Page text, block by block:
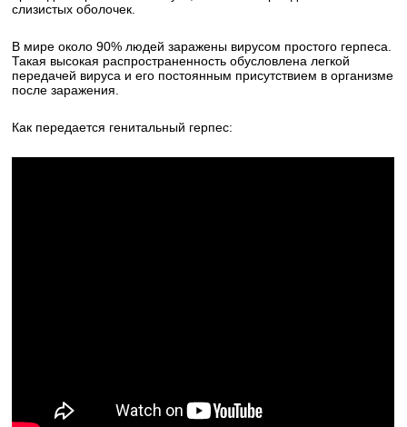
слизистых оболочек.
В мире около 90% людей заражены вирусом простого герпеса.
Такая высокая распространенность обусловлена легкой
передачей вируса и его постоянным присутствием в организме
после заражения.
Как передается генитальный герпес: